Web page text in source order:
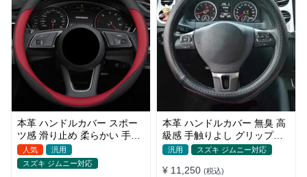
本革 ハンドルカバー スポー
ツ感 滑り止め 柔らかい 手触
りよし おしゃれ 軽/普自動車
38CM
人気
汎用
スズキ ジムニー対応
本革 ハンドルカバー 無臭 高
級感 手触りよし グリップ感
抜群 パンチング加工 通気性
汎用 スズキ ジムニー対応
¥ 11,250 (税込)